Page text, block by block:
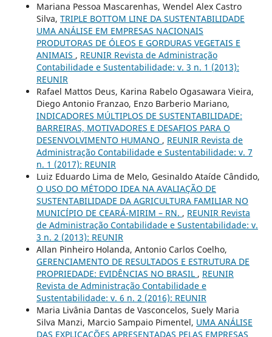
Mariana Pessoa Mascarenhas, Wendel Alex Castro
Silva, TRIPLE BOTTOM LINE DA SUSTENTABILIDADE
UMA ANÁLISE EM EMPRESAS NACIONAIS
PRODUTORAS DE ÓLEOS E GORDURAS VEGETAIS E
ANIMAIS , REUNIR Revista de Administração
Contabilidade e Sustentabilidade: v. 3 n. 1 (2013):
REUNIR
Rafael Mattos Deus, Karina Rabelo Ogasawara Vieira,
Diego Antonio Franzao, Enzo Barberio Mariano,
INDICADORES MÚLTIPLOS DE SUSTENTABILIDADE:
BARREIRAS, MOTIVADORES E DESAFIOS PARA O
DESENVOLVIMENTO HUMANO , REUNIR Revista de
Administração Contabilidade e Sustentabilidade: v. 7
n. 1 (2017): REUNIR
Luiz Eduardo Lima de Melo, Gesinaldo Ataíde Cândido,
O USO DO MÉTODO IDEA NA AVALIAÇÃO DE
SUSTENTABILIDADE DA AGRICULTURA FAMILIAR NO
MUNICÍPIO DE CEARÁ-MIRIM – RN. , REUNIR Revista
de Administração Contabilidade e Sustentabilidade: v.
3 n. 2 (2013): REUNIR
Allan Pinheiro Holanda, Antonio Carlos Coelho,
GERENCIAMENTO DE RESULTADOS E ESTRUTURA DE
PROPRIEDADE: EVIDÊNCIAS NO BRASIL , REUNIR
Revista de Administração Contabilidade e
Sustentabilidade: v. 6 n. 2 (2016): REUNIR
Maria Livânia Dantas de Vasconcelos, Suely Maria
Silva Manzi, Marcio Sampaio Pimentel, UMA ANÁLISE
DAS EXPLICAÇÕES APRESENTADAS PELAS EMPRESAS